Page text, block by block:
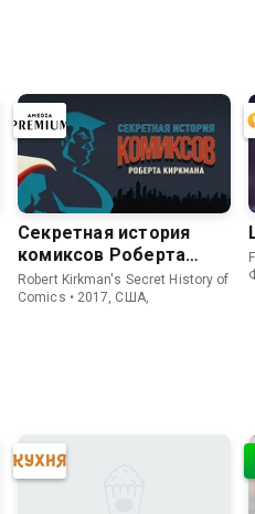
Секретная история
комиксов Роберта
Киркмана
Robert Kirkman's Secret History of
Comics • 2017, США,